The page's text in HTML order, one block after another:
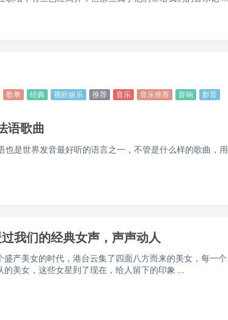
也为每个时代留下了难以磨灭的印记。 ...
歌单 经典 视听娱乐 推荐 音乐 音乐推荐 音响
影音
经典
小巷遍布，歌声和辞藻都是那么的简单和纯粹，邓丽君，
坛，有些已经离开，但那些属于他们带给我们的音乐记 ...
歌单 经典 视听娱乐 推荐 音乐 音乐推荐
语歌曲
是世界发音最好听的语言之一，不管是什么样的歌曲，用